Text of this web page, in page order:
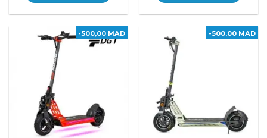
-500,00 MAD -500,00 MAD